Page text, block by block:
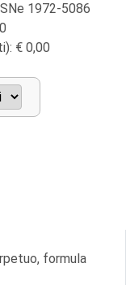
1972-5086
€ 0,00
formula